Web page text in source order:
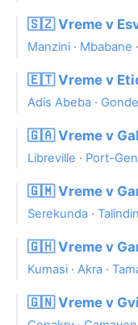
🇸🇿 Vreme v
Manzini · Mbabane ·
🇪🇹 Vreme v
Adis Abeba ·
🇬🇦 Vreme v
Libreville · Port-
🇬🇲 Vreme v
Serekunda ·
🇬🇭 Vreme v
Kumasi · Akra ·
🇬🇳 Vreme v